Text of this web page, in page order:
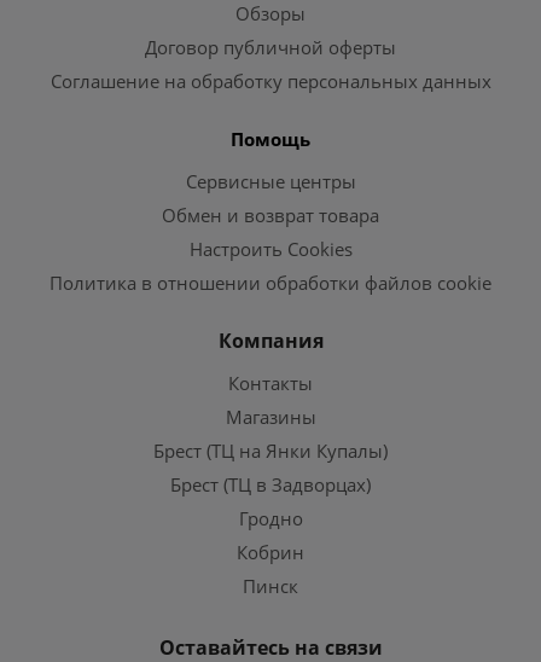
Обзоры
Договор публичной оферты
Соглашение на обработку персональных данных
Помощь
Сервисные центры
Обмен и возврат товара
Настроить Cookies
Политика в отношении обработки файлов cookie
Компания
Контакты
Магазины
Брест (ТЦ на Янки Купалы)
Брест (ТЦ в Задворцах)
Гродно
Кобрин
Пинск
Оставайтесь на связи